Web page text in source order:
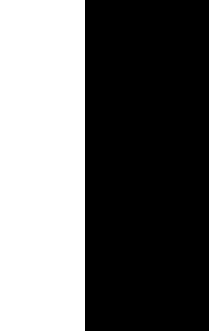
los
«Unas veces
y en otras
nuestro
hacer valer
el proceso, sin